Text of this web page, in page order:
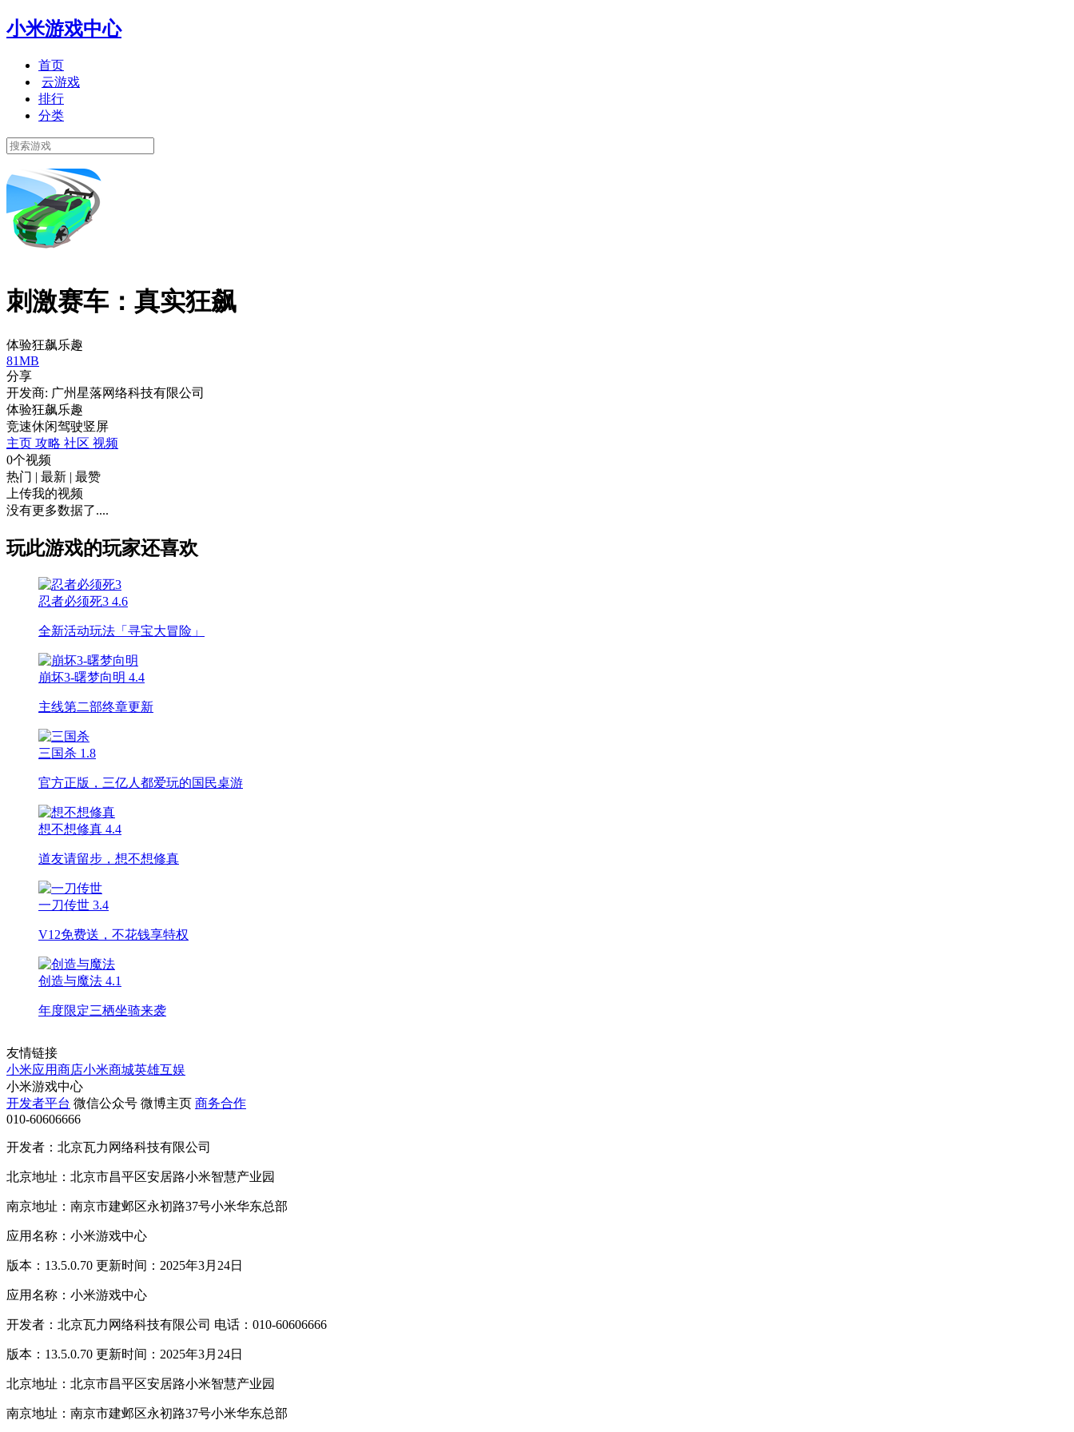
小米游戏中心
首页
云游戏
排行
分类
刺激赛车：真实狂飙
体验狂飙乐趣
81MB
分享
开发商: 广州星落网络科技有限公司
体验狂飙乐趣
竞速休闲驾驶竖屏
主页 攻略 社区 视频
0个视频
热门 | 最新 | 最赞
上传我的视频
没有更多数据了....
玩此游戏的玩家还喜欢
忍者必须死3 4.6
全新活动玩法「寻宝大冒险」
崩坏3-曙梦向明 4.4
主线第二部终章更新
三国杀 1.8
官方正版，三亿人都爱玩的国民桌游
想不想修真 4.4
道友请留步，想不想修真
一刀传世 3.4
V12免费送，不花钱享特权
创造与魔法 4.1
年度限定三栖坐骑来袭
友情链接
小米应用商店小米商城英雄互娱
小米游戏中心
开发者平台 微信公众号 微博主页 商务合作
010-60606666
开发者：北京瓦力网络科技有限公司
北京地址：北京市昌平区安居路小米智慧产业园
南京地址：南京市建邺区永初路37号小米华东总部
应用名称：小米游戏中心
版本：13.5.0.70 更新时间：2025年3月24日
应用名称：小米游戏中心
开发者：北京瓦力网络科技有限公司 电话：010-60606666
版本：13.5.0.70 更新时间：2025年3月24日
北京地址：北京市昌平区安居路小米智慧产业园
南京地址：南京市建邺区永初路37号小米华东总部